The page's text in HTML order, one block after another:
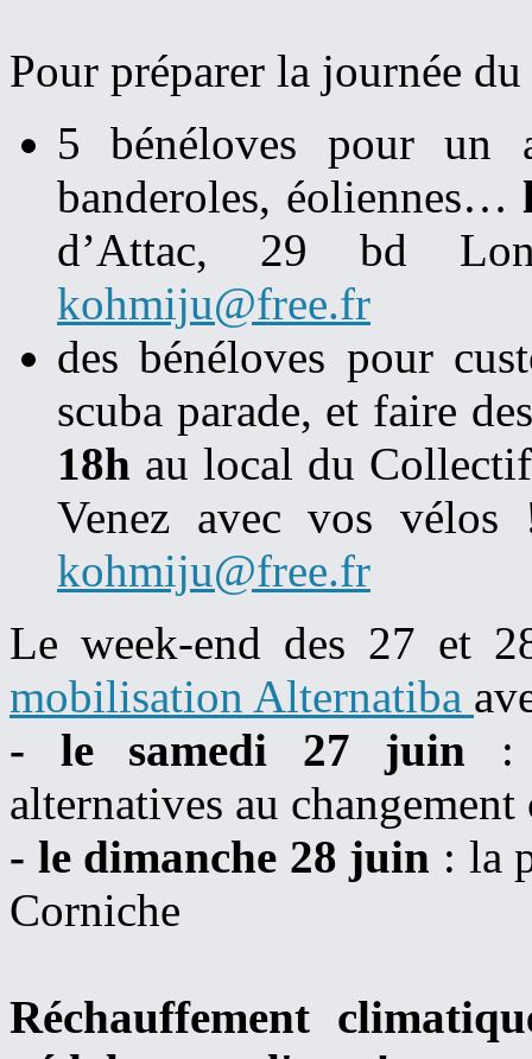
Pour préparer la journée
5 bénéloves pour un
banderoles, éoliennes…
d’Attac, 29 bd
kohmiju@free.fr
des bénéloves pour
scuba parade, et faire
18h au local du
Venez avec vos
kohmiju@free.fr
Le week-end des 27 et
mobilisation Alternatiba
- le samedi 27 juin :
alternatives au
- le dimanche 28 juin : la
Corniche
Réchauffement